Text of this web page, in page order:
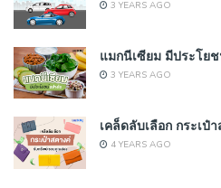
3 YEARS AGO
แมกนีเซียม มีประโยช
3 YEARS AGO
เคล็ดลับเลือก กระเ
4 YEARS AGO